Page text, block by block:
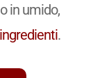
in umido,
ingredienti.